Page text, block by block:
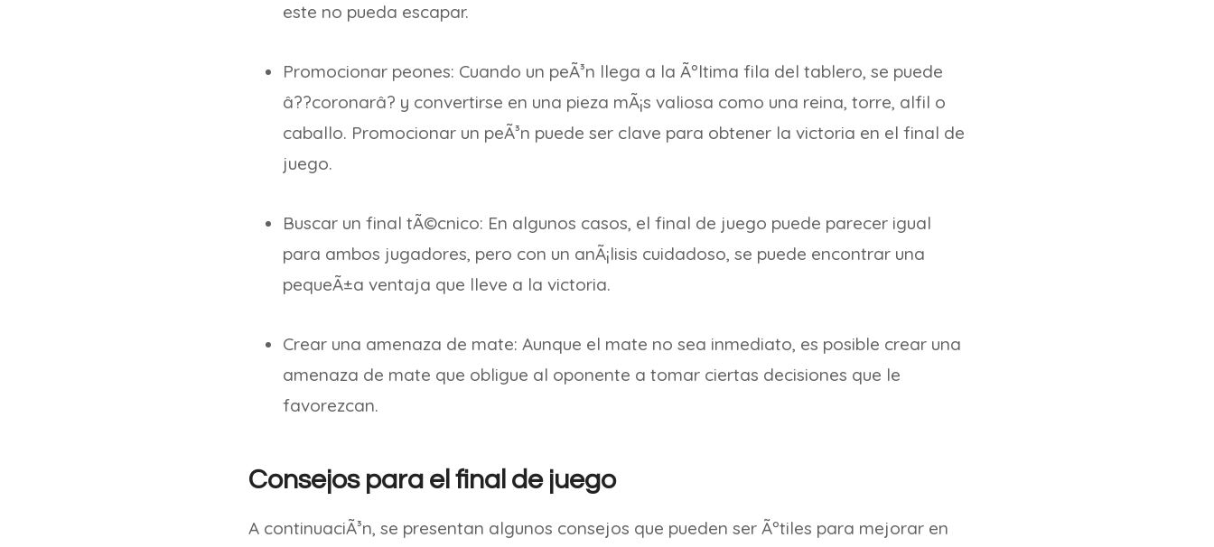
este no pueda escapar.
Promocionar peones: Cuando un peÃ³n llega a la Ãºltima fila del tablero, se puede
â??coronarâ? y convertirse en una pieza mÃ¡s valiosa como una reina, torre, alfil o
caballo. Promocionar un peÃ³n puede ser clave para obtener la victoria en el final de
juego.
Buscar un final tÃ©cnico: En algunos casos, el final de juego puede parecer igual
para ambos jugadores, pero con un anÃ¡lisis cuidadoso, se puede encontrar una
pequeÃ±a ventaja que lleve a la victoria.
Crear una amenaza de mate: Aunque el mate no sea inmediato, es posible crear una
amenaza de mate que obligue al oponente a tomar ciertas decisiones que le
favorezcan.
Consejos para el final de juego
A continuaciÃ³n, se presentan algunos consejos que pueden ser Ãºtiles para mejorar en